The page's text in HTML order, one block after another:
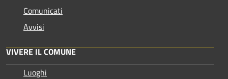
Comunicati
Avvisi
VIVERE IL COMUNE
Luoghi